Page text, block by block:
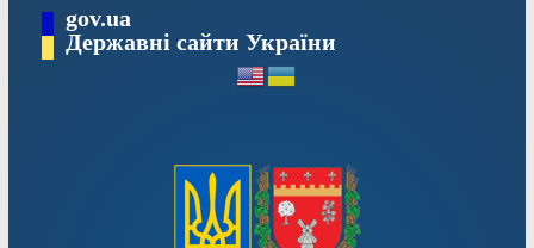
Перейтиgov.ua
Державні сайти України